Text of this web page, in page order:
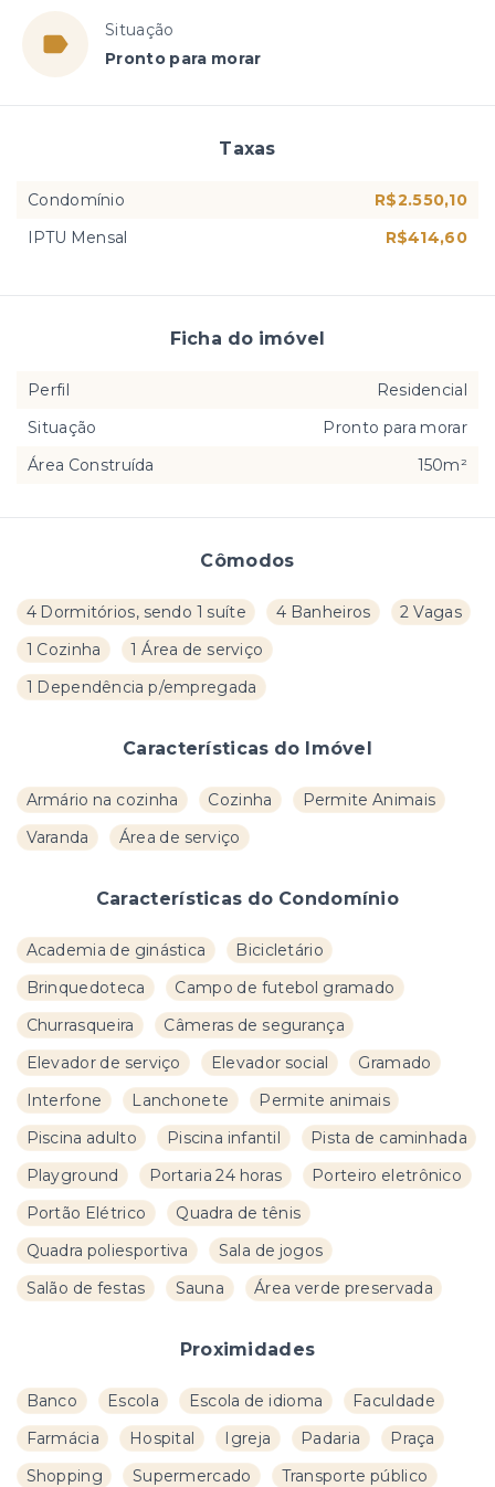
Situação
Pronto para morar
Cômodos
4 Dormitórios, sendo 1 suíte 4 Banheiros
2 Vagas
1 Cozinha
1 Área de serviço
1 Dependência p/empregada
Características do Imóvel
Armário na cozinha Cozinha
Permite Animais
Varanda
Área de serviço
Características do Condomínio
Academia de ginástica
Bicicletário
Brinquedoteca
Campo de futebol gramado
Churrasqueira
Câmeras de segurança
Elevador de serviço
Elevador social
Gramado
Interfone
Lanchonete
Permite animais
Piscina adulto
Piscina infantil
Pista de caminhada
Playground
Portaria 24 horas
Porteiro eletrônico
Portão Elétrico
Quadra de tênis
Quadra poliesportiva
Sala de jogos
Salão de festas
Sauna Área verde preservada
Proximidades
Banco Escola Escola de idioma
Faculdade
Farmácia
Hospital Igreja Padaria
Praça
Shopping
Supermercado Transporte público
Taxas
Condomínio
R$2.550,10
IPTU Mensal
R$414,60
Ficha do imóvel
Perfil
Residencial
Situação
Pronto para morar
Área Construída
150m²